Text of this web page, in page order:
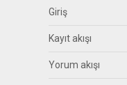
Giriş
Kayıt akışı
Yorum akışı